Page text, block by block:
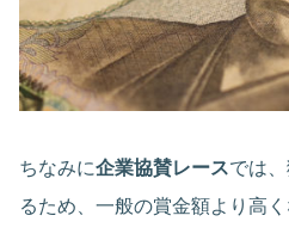
ちなみに企業協賛レースでは
るため、一般の賞金額より高